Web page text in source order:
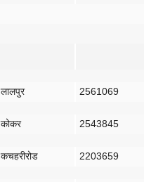
लालपुर 2561069
कोकर 2543845
कचहरीरोड 2203659